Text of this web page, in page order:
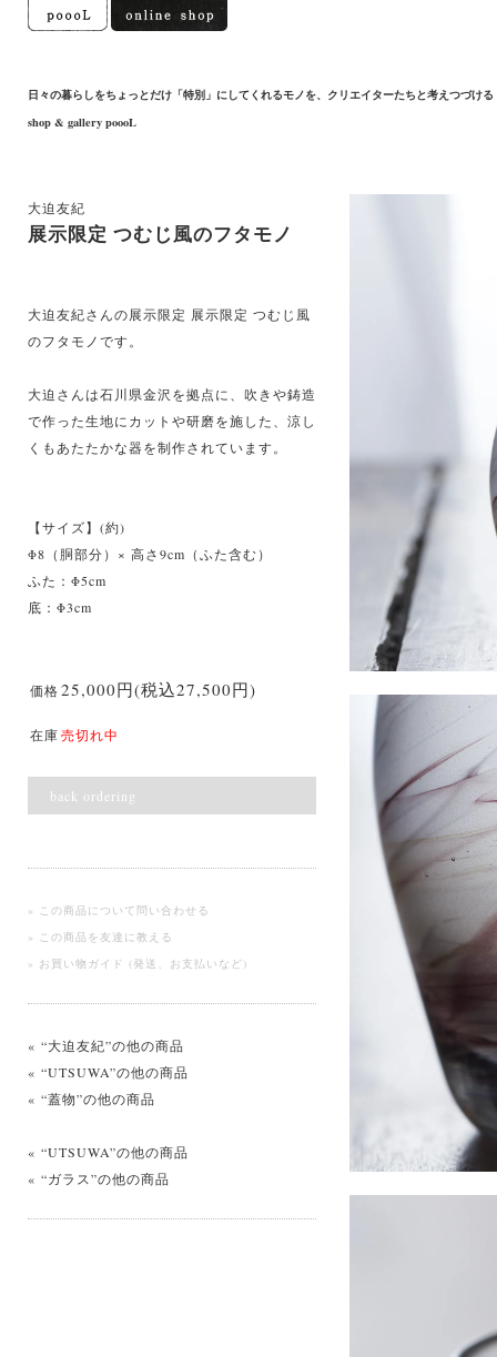
日々の暮らしをちょっとだけ「特別」にしてくれるモノを、クリエイターたちと考えつづける
shop & gallery poooL
大迫友紀
展示限定 つむじ風のフタモノ
大迫友紀さんの展示限定 展示限定 つむじ風
のフタモノです。
大迫さんは石川県金沢を拠点に、吹きや鋳造
で作った生地にカットや研磨を施した、涼し
くもあたたかな器を制作されています。
【サイズ】(約)
Φ8（胴部分）× 高さ9cm（ふた含む）
ふた：Φ5cm
底：Φ3cm
価格25,000円(税込27,500円)
在庫売切れ中
back ordering
» この商品について問い合わせる
» この商品を友達に教える
» お買い物ガイド (発送、お支払いなど)
« “大迫友紀”の他の商品
« “UTSUWA”の他の商品
« “蓋物”の他の商品
« “UTSUWA”の他の商品
« “ガラス”の他の商品